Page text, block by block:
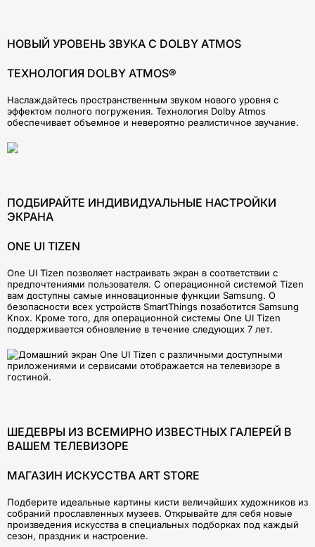
НОВЫЙ УРОВЕНЬ ЗВУКА С DOLBY ATMOS
ТЕХНОЛОГИЯ DOLBY ATMOS®
Наслаждайтесь пространственным звуком нового уровня с
эффектом полного погружения. Технология Dolby Atmos
обеспечивает объемное и невероятно реалистичное звучание.
ПОДБИРАЙТЕ ИНДИВИДУАЛЬНЫЕ НАСТРОЙКИ
ЭКРАНА
ONE UI TIZEN
One UI Tizen позволяет настраивать экран в соответствии с
предпочтениями пользователя. С операционной системой Tizen
вам доступны самые инновационные функции Samsung. О
безопасности всех устройств SmartThings позаботится Samsung
Knox. Кроме того, для операционной системы One UI Tizen
поддерживается обновление в течение следующих 7 лет.
ШЕДЕВРЫ ИЗ ВСЕМИРНО ИЗВЕСТНЫХ ГАЛЕРЕЙ В
ВАШЕМ ТЕЛЕВИЗОРЕ
МАГАЗИН ИСКУССТВА ART STORE
Подберите идеальные картины кисти величайших художников из
собраний прославленных музеев. Открывайте для себя новые
произведения искусства в специальных подборках под каждый
сезон, праздник и настроение.